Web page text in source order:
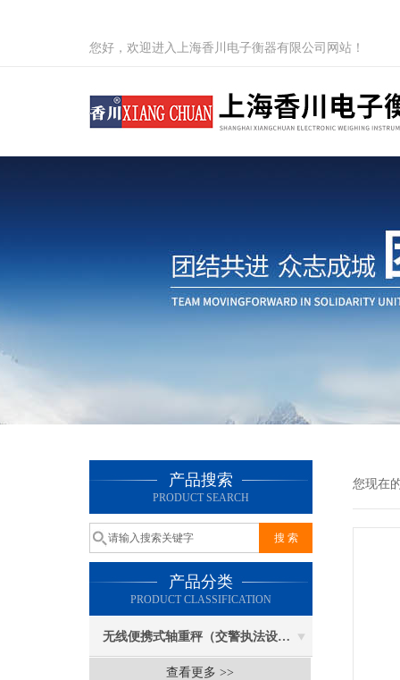
您好，欢迎进入上海香川电子衡器有限公司网站！
产品搜索
PRODUCT SEARCH
产品分类
PRODUCT CLASSIFICATION
无线便携式轴重秤（交警执法设备）
查看更多 >>
您现在